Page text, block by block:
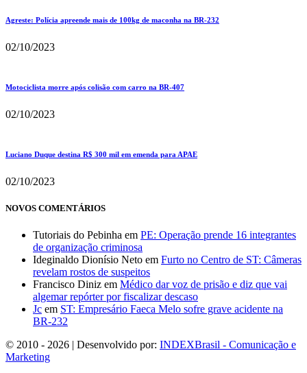
Agreste: Polícia apreende mais de 100kg de maconha na BR-232
02/10/2023
Motociclista morre após colisão com carro na BR-407
02/10/2023
Luciano Duque destina R$ 300 mil em emenda para APAE
02/10/2023
NOVOS COMENTÁRIOS
Tutoriais do Pebinha em PE: Operação prende 16 integrantes
de organização criminosa
Ideginaldo Dionísio Neto em Furto no Centro de ST: Câmeras
revelam rostos de suspeitos
Francisco Diniz em Médico dar voz de prisão e diz que vai
algemar repórter por fiscalizar descaso
Jc em ST: Empresário Faeca Melo sofre grave acidente na
BR-232
© 2010 - 2026 | Desenvolvido por: INDEXBrasil - Comunicação e
Marketing